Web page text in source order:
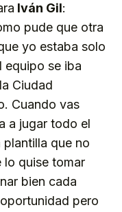
Iván Gil:
pude que otra
yo estaba solo
equipo se iba
Ciudad
Cuando vas
a jugar todo el
que no
lo quise tomar
bien cada
pero